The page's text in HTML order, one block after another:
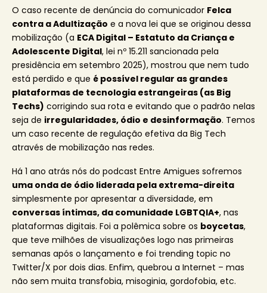
O caso recente de denúncia do comunicador Felca
contra a Adultização e a nova lei que se originou dessa
mobilização (a ECA Digital – Estatuto da Criança e
Adolescente Digital, lei nº 15.211 sancionada pela
presidência em setembro 2025), mostrou que nem tudo
está perdido e que é possível regular as grandes
plataformas de tecnologia estrangeiras (as Big
Techs) corrigindo sua rota e evitando que o padrão nelas
seja de irregularidades, ódio e desinformação. Temos
um caso recente de regulação efetiva da Big Tech
através de mobilização nas redes.
Há 1 ano atrás nós do podcast Entre Amigues sofremos
uma onda de ódio liderada pela extrema-direita
simplesmente por apresentar a diversidade, em
conversas íntimas, da comunidade LGBTQIA+, nas
plataformas digitais. Foi a polêmica sobre os boycetas,
que teve milhões de visualizações logo nas primeiras
semanas após o lançamento e foi trending topic no
Twitter/X por dois dias. Enfim, quebrou a Internet – mas
não sem muita transfobia, misoginia, gordofobia, etc.